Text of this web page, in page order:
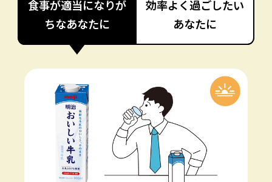
食事が適当になりが
ちなあなたに
効率よく過ごしたい
あなたに